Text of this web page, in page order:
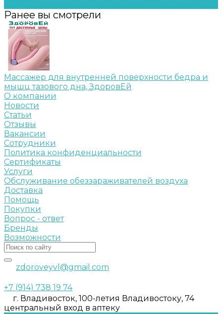
Ранее вы смотрели
Массажер для внутренней поверхности бедра и
мышц тазового дна, ЗдоровЕй
О компании
Новости
Статьи
Отзывы
Вакансии
Сотрудники
Политика конфиденциальности
Сертификаты
Услуги
Обслуживание обеззараживателей воздуха
Доставка
Помощь
Покупки
Вопрос - ответ
Бренды
Возможности
zdoroveyvl@gmail.com
+7 (914) 738 19 74
г. Владивосток, 100-летия Владивостоку, 74
центральный вход в аптеку